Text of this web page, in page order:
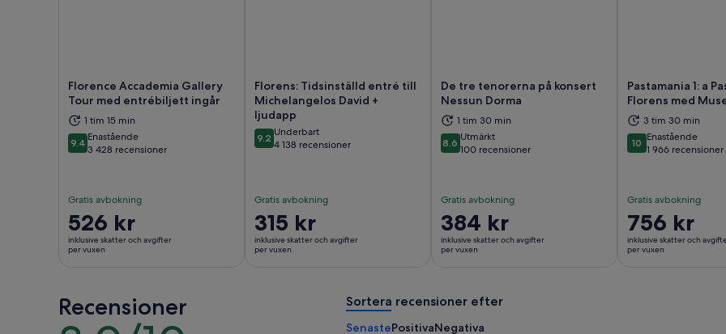
Florence Accademia Gallery
Tour med entrébiljett ingår
1 tim 15 min
9.49.4 av 10
Enastående
3 428 recensioner
Gratis avbokning
Priset
är
526 kr
526 kr
inklusive skatter och avgifter
per vuxen
Florens: Tidsinställd entré till
Michelangelos David +
ljudapp
9.29.2 av 10
Underbart
4 138 recensioner
Gratis avbokning
Priset
är
315 kr
315 kr
inklusive skatter och avgifter
per vuxen
De tre tenorerna på konsert
Nessun Dorma
1 tim 30 min
8.68.6 av 10
Utmärkt
100 recensioner
Gratis avbokning
Priset
är
384 kr
384 kr
inklusive skatter och avgifter
per vuxen
Pastamania 1: a
Florens med
3 tim 30 min
1010 av 10
Enastående
1 966 recensioner
Gratis avbokning
Priset
är
756 kr
756 kr
inklusive skatter och
per vuxen
Recensioner
8.0
Sortera recensioner efter
SenastePositivaNegativa